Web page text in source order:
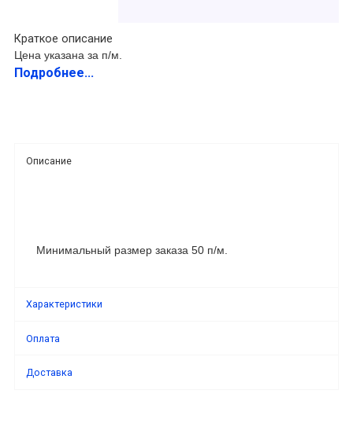
Краткое описание
Цена указана за п/м.
Подробнее...
Описание
Минимальный размер заказа 50 п/м.
Характеристики
Оплата
Доставка